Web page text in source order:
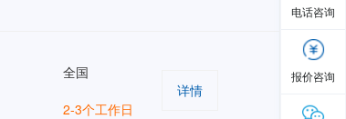
全国
2-3个工作日
详情
电话咨询
报价咨询